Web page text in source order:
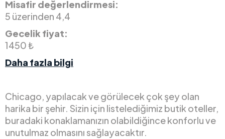
Misafir değerlendirmesi:
5 üzerinden 4,4
Gecelik fiyat:
1450 ₺
Daha fazla bilgi
Chicago, yapılacak ve görülecek çok şey olan
harika bir şehir. Sizin için listelediğimiz butik oteller,
buradaki konaklamanızın olabildiğince konforlu ve
unutulmaz olmasını sağlayacaktır.